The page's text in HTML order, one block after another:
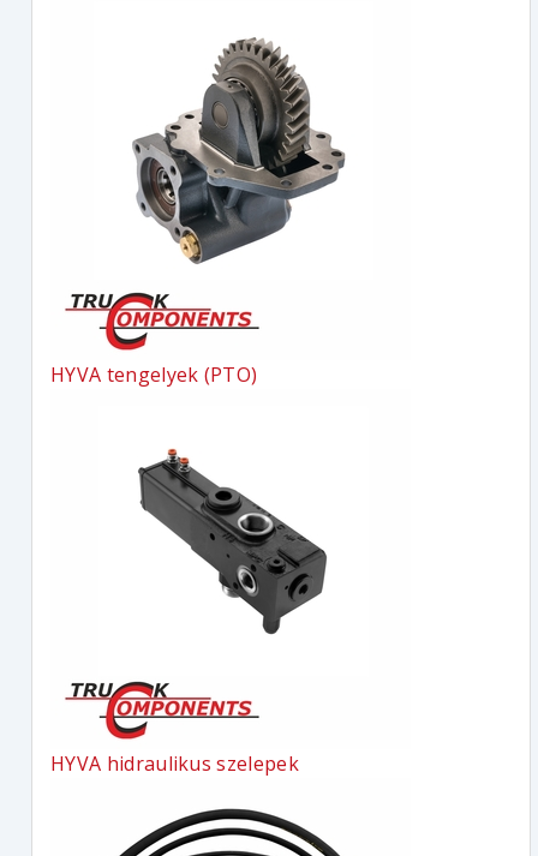
HYVA tengelyek (PTO)
HYVA hidraulikus szelepek